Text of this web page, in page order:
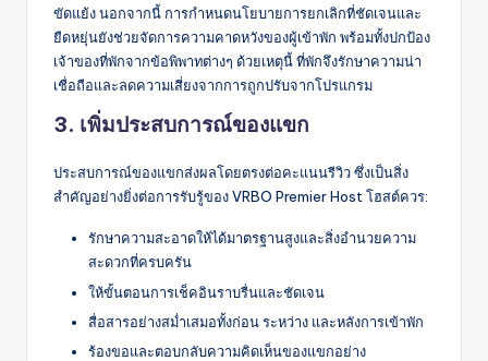
ขัดแย้ง นอกจากนี้ การกำหนดนโยบายการยกเลิกที่ชัดเจนและ
ยืดหยุ่นยังช่วยจัดการความคาดหวังของผู้เข้าพัก พร้อมทั้งปกป้อง
เจ้าของที่พักจากข้อพิพาทต่างๆ ด้วยเหตุนี้ ที่พักจึงรักษาความน่า
เชื่อถือและลดความเสี่ยงจากการถูกปรับจากโปรแกรม
3. เพิ่มประสบการณ์ของแขก
ประสบการณ์ของแขกส่งผลโดยตรงต่อคะแนนรีวิว ซึ่งเป็นสิ่ง
สำคัญอย่างยิ่งต่อการรับรู้ของ VRBO Premier Host โฮสต์ควร:
รักษาความสะอาดให้ได้มาตรฐานสูงและสิ่งอำนวยความ
สะดวกที่ครบครัน
ให้ขั้นตอนการเช็คอินราบรื่นและชัดเจน
สื่อสารอย่างสม่ำเสมอทั้งก่อน ระหว่าง และหลังการเข้าพัก
ร้องขอและตอบกลับความคิดเห็นของแขกอย่าง